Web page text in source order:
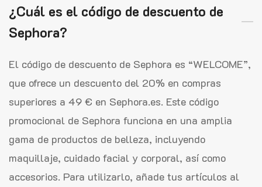
¿Cuál es el código de descuento de
Sephora?
El código de descuento de Sephora es “WELCOME”,
que ofrece un descuento del 20% en compras
superiores a 49 € en Sephora.es. Este código
promocional de Sephora funciona en una amplia
gama de productos de belleza, incluyendo
maquillaje, cuidado facial y corporal, así como
accesorios. Para utilizarlo, añade tus artículos al